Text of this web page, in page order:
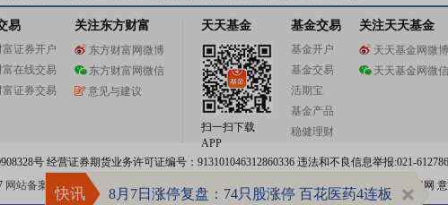
易
富证券开户
富在线交易
富证券交易
关注东方财富
东方财富网微博
东方财富网微信
意见与建议
天天基金
扫一扫下载
APP
基金交易
基金开户
基金交易
活期宝
基金产品
稳健理财
关注天天基金
天天基金网微博
天天基金网微信
号 经营证券期货业务许可证编号：913101046312860336 违法和不良信息举报:021-
网站备案号:沪ICP备05006054号-11 沪公网安备 31010402000120号版权所有:东方财富网
快讯 8月7日涨停复盘：74只股涨停 百花医药4连板